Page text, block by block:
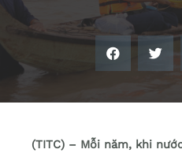
(TITC) – Mỗi năm, khi